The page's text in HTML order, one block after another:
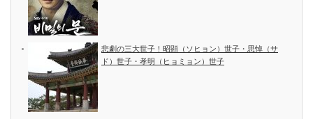
悲劇の三大世子！昭顕（ソヒョン）世子・思悼（サ
ド）世子・孝明（ヒョミョン）世子